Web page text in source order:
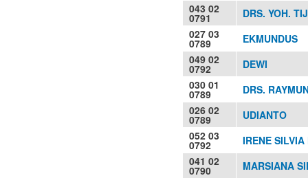
043 02
0791
DRS. YOH.
027 03
0789
EKMUNDUS
049 02
0792
DEWI
030 01
0789
DRS.
026 02
0789
UDIANTO
052 03
0792
IRENE
041 02
0790
MARSIANA